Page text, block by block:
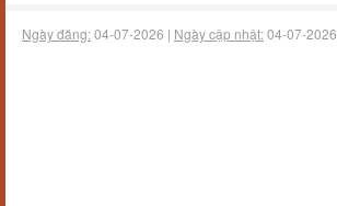
Ngày đăng:04-07-2026 | Ngày cập nhật:04-07-2026